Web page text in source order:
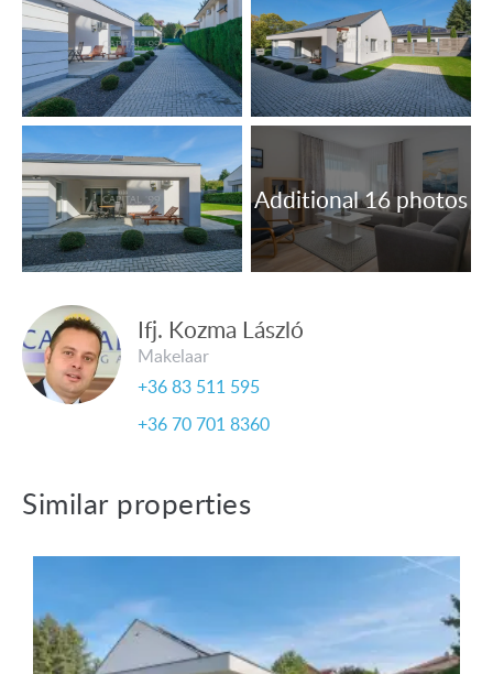
Ifj. Kozma László
Makelaar
+36 83 511 595
+36 70 701 8360
Similar properties